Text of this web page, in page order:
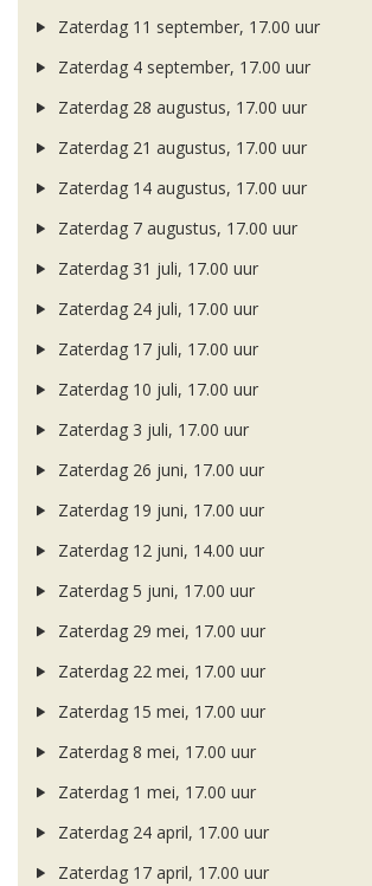
Zaterdag 11 september, 17.00 uur
Zaterdag 4 september, 17.00 uur
Zaterdag 28 augustus, 17.00 uur
Zaterdag 21 augustus, 17.00 uur
Zaterdag 14 augustus, 17.00 uur
Zaterdag 7 augustus, 17.00 uur
Zaterdag 31 juli, 17.00 uur
Zaterdag 24 juli, 17.00 uur
Zaterdag 17 juli, 17.00 uur
Zaterdag 10 juli, 17.00 uur
Zaterdag 3 juli, 17.00 uur
Zaterdag 26 juni, 17.00 uur
Zaterdag 19 juni, 17.00 uur
Zaterdag 12 juni, 14.00 uur
Zaterdag 5 juni, 17.00 uur
Zaterdag 29 mei, 17.00 uur
Zaterdag 22 mei, 17.00 uur
Zaterdag 15 mei, 17.00 uur
Zaterdag 8 mei, 17.00 uur
Zaterdag 1 mei, 17.00 uur
Zaterdag 24 april, 17.00 uur
Zaterdag 17 april, 17.00 uur